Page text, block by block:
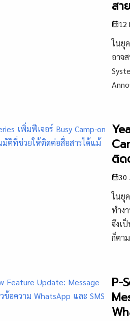
สา
12
ในยุ
อาจ
ติด
30
ในยุ
ทำง
จึงเ
ก็ตา
P-